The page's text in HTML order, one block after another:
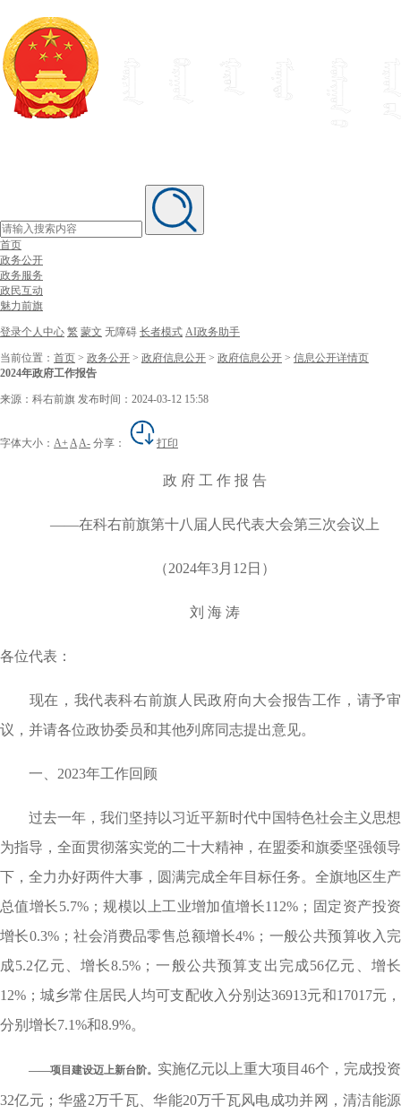
首页
政务公开
政务服务
政民互动
魅力前旗
登录个人中心 繁 蒙文 无障碍 长者模式 AI政务助手
当前位置： 首页 > 政务公开 > 政府信息公开 > 政府信息公开 > 信息公开详情页
2024年政府工作报告
来源：科右前旗 发布时间：2024-03-12 15:58
字体大小： A+ AA- 分享： 打印
政 府 工 作 报 告
——在科右前旗第十八届人民代表大会第三次会议上
（2024年3月12日）
刘 海 涛
各位代表：
现在，我代表科右前旗人民政府向大会报告工作，请予审
议，并请各位政协委员和其他列席同志提出意见。
一、2023年工作回顾
过去一年，我们坚持以习近平新时代中国特色社会主义思想
为指导，全面贯彻落实党的二十大精神，在盟委和旗委坚强领导
下，全力办好两件大事，圆满完成全年目标任务。全旗地区生产
总值增长5.7%；规模以上工业增加值增长112%；固定资产投资
增长0.3%；社会消费品零售总额增长4%；一般公共预算收入完
成5.2亿元、增长8.5%；一般公共预算支出完成56亿元、增长
12%；城乡常住居民人均可支配收入分别达36913元和17017元，
分别增长7.1%和8.9%。
——项目建设迈上新台阶。 实施亿元以上重大项目46个，完成投资
32亿元；华盛2万千瓦、华能20万千瓦风电成功并网，清洁能源